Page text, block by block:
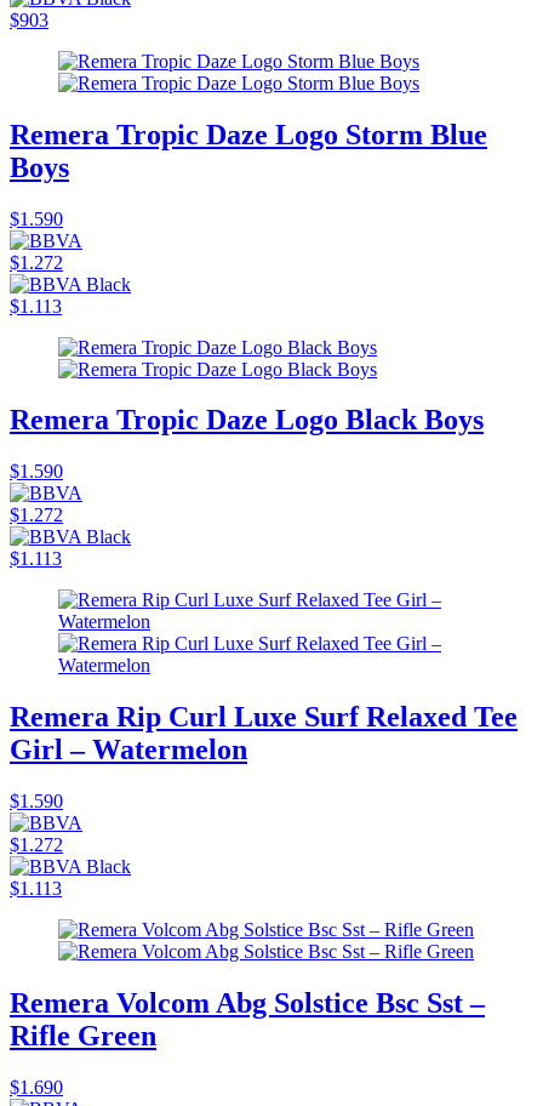
$903
Remera Tropic Daze Logo Storm Blue
Boys
$1.590
$1.272
$1.113
Remera Tropic Daze Logo Black Boys
$1.590
$1.272
$1.113
Remera Rip Curl Luxe Surf Relaxed Tee
Girl – Watermelon
$1.590
$1.272
$1.113
Remera Volcom Abg Solstice Bsc Sst –
Rifle Green
$1.690